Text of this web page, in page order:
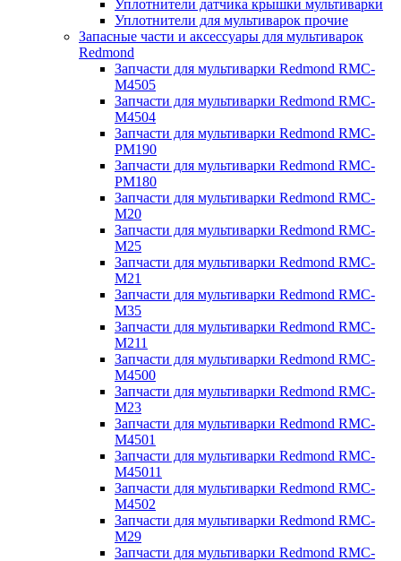
Уплотнители датчика крышки мультиварки
Уплотнители для мультиварок прочие
Запасные части и аксессуары для мультиварок
Redmond
Запчасти для мультиварки Redmond RMC-
M4505
Запчасти для мультиварки Redmond RMC-
M4504
Запчасти для мультиварки Redmond RMC-
PM190
Запчасти для мультиварки Redmond RMC-
PM180
Запчасти для мультиварки Redmond RMC-
M20
Запчасти для мультиварки Redmond RMC-
M25
Запчасти для мультиварки Redmond RMC-
M21
Запчасти для мультиварки Redmond RMC-
M35
Запчасти для мультиварки Redmond RMC-
M211
Запчасти для мультиварки Redmond RMC-
M4500
Запчасти для мультиварки Redmond RMC-
M23
Запчасти для мультиварки Redmond RMC-
M4501
Запчасти для мультиварки Redmond RMC-
M45011
Запчасти для мультиварки Redmond RMC-
M4502
Запчасти для мультиварки Redmond RMC-
M29
Запчасти для мультиварки Redmond RMC-